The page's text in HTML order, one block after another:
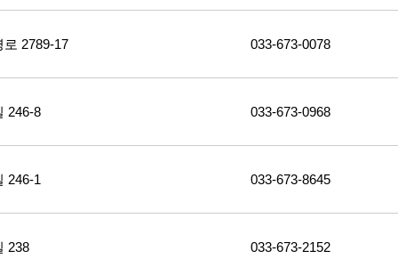
2789-17 033-673-0078
246-8 033-673-0968
246-1 033-673-8645
238 033-673-2152